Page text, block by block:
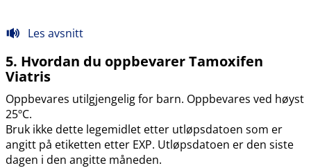
Les avsnitt
5. Hvordan du oppbevarer Tamoxifen
Viatris
Oppbevares utilgjengelig for barn. Oppbevares ved høyst
25ºC.
Bruk ikke dette legemidlet etter utløpsdatoen som er
angitt på etiketten etter EXP. Utløpsdatoen er den siste
dagen i den angitte måneden.